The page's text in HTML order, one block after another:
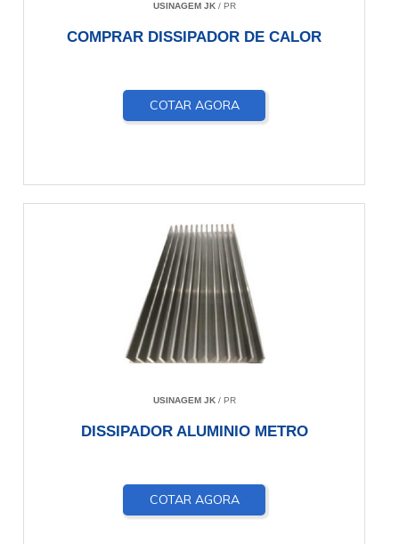
USINAGEM JK/ PR
COMPRAR DISSIPADOR DE CALOR
COTAR AGORA
USINAGEM JK/ PR
DISSIPADOR ALUMINIO METRO
COTAR AGORA